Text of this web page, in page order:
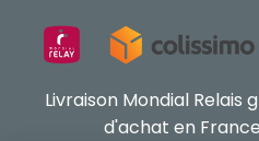
Livraison Mondial Relais
d'achat en